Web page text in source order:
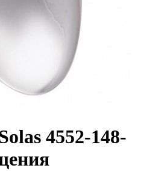
4552-148-